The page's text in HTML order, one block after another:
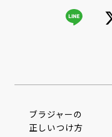
ブラジャーの
正しいつけ方